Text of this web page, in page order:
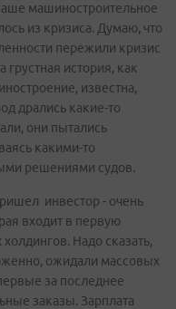
машиностроительное
из кризиса. Думаю, что
пережили кризис
грустная история, как
известна,
дрались какие-то
они пытались
какими-то
решениями судов.
инвестор - очень
входит в первую
Надо сказать,
ожидали массовых
за последнее
заказы. Зарплата